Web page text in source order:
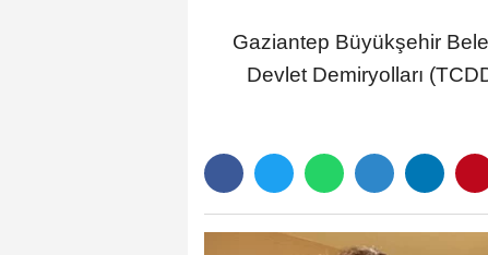
Gaziantep Büyükşehir
Devlet Demiryolları